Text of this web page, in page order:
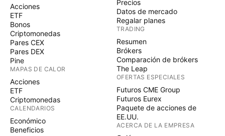
Acciones
ETF
Bonos
Criptomonedas
Pares CEX
Pares DEX
Pine
MAPAS DE CALOR
Acciones
ETF
Criptomonedas
CALENDARIOS
Económico
Beneficios
Precios
Datos de mercado
Regalar planes
TRADING
Resumen
Brókers
Comparación de brókers
The Leap
OFERTAS ESPECIALES
Futuros CME Group
Futuros Eurex
Paquete de acciones de
EE.UU.
ACERCA DE LA EMPRESA